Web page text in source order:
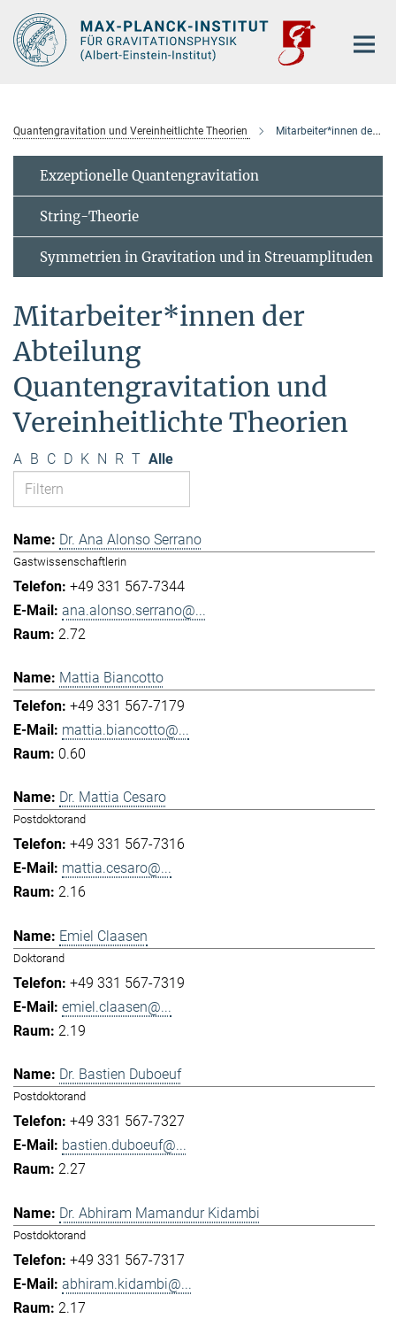
Hauptinhalt
Quantengravitation und Vereinheitlichte Theorien Mitarbeiter*innen der Abteilung
Exzeptionelle Quantengravitation
String-Theorie
Symmetrien in Gravitation und in Streuamplituden
Mitarbeiter*innen der
Abteilung
Quantengravitation und
Vereinheitlichte Theorien
A B C D K N R T Alle
Dr. Ana Alonso Serrano
Gastwissenschaftlerin
+49 331 567-7344
ana.alonso.serrano@...
2.72
Mattia Biancotto
+49 331 567-7179
mattia.biancotto@...
0.60
Dr. Mattia Cesaro
Postdoktorand
+49 331 567-7316
mattia.cesaro@...
2.16
Emiel Claasen
Doktorand
+49 331 567-7319
emiel.claasen@...
2.19
Dr. Bastien Duboeuf
Postdoktorand
+49 331 567-7327
bastien.duboeuf@...
2.27
Dr. Abhiram Mamandur Kidambi
Postdoktorand
+49 331 567-7317
abhiram.kidambi@...
2.17